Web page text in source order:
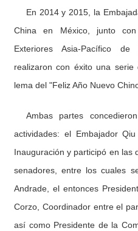
En 2014 y 2015, la
China en México, junto
Exteriores Asia-Pacífico
realizaron con éxito una
lema del "Feliz Año Nuevo
Ambas partes
actividades: el Embajador
Inauguración y participó en las
senadores, entre los cuales
Andrade, el entonces
Corzo, Coordinador entre el
así como Presidente de la